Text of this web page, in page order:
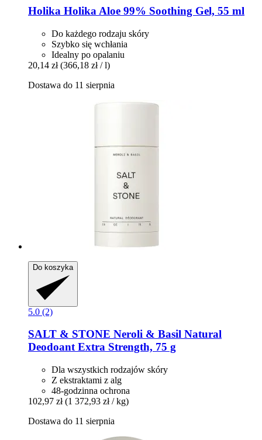
Holika Holika Aloe 99% Soothing Gel, 55 ml
Do każdego rodzaju skóry
Szybko się wchłania
Idealny po opalaniu
20,14 zł (366,18 zł / l)
Dostawa do 11 sierpnia
Do koszyka
5.0 (2)
SALT & STONE Neroli & Basil Natural
Deodoant Extra Strength, 75 g
Dla wszystkich rodzajów skóry
Z ekstraktami z alg
48-godzinna ochrona
102,97 zł (1 372,93 zł / kg)
Dostawa do 11 sierpnia